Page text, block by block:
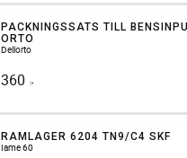
PACKNINGSSATS TILL
ORTO
Dellorto
360 :-
RAMLAGER 6204 TN9/C4 SKF
Iame 60